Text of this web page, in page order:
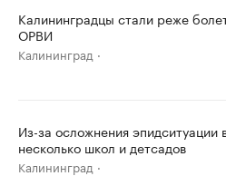
Калининградцы стали реже
ОРВИ
Калининград
Из-за осложнения эпидситуации
несколько школ и детсадов
Калининград